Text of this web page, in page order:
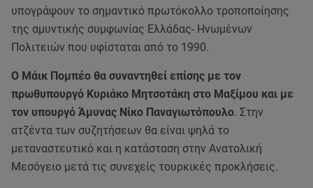
υπογράψουν το σημαντικό πρωτόκολλο τροποποίησης
της αμυντικής συμφωνίας Ελλάδας- Ηνωμένων
Πολιτειών που υφίσταται από το 1990.
Ο Μάικ Πομπέο θα συναντηθεί επίσης με τον
πρωθυπουργό Κυριάκο Μητσοτάκη στο Μαξίμου και με
τον υπουργό Άμυνας Νίκο Παναγιωτόπουλο. Στην
ατζέντα των συζητήσεων θα είναι ψηλά το
μεταναστευτικό και η κατάσταση στην Ανατολική
Μεσόγειο μετά τις συνεχείς τουρκικές προκλήσεις.